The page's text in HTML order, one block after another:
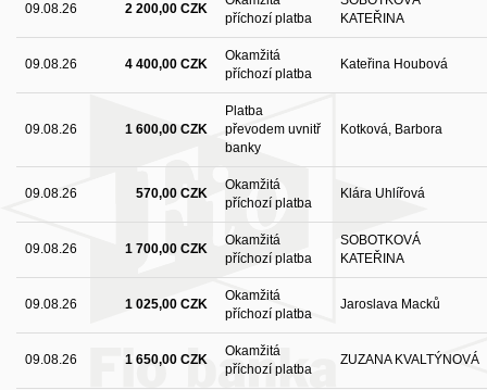
09.08.26 2 200,00 CZK
příchozí platba
KATEŘINA
09.08.26 4 400,00 CZK
Okamžitá
příchozí platba
Kateřina Houbová
09.08.26 1 600,00 CZK
Platba
převodem uvnitř
banky
Kotková, Barbora
09.08.26 570,00 CZK
Okamžitá
příchozí platba
Klára Uhlířová
09.08.26 1 700,00 CZK
Okamžitá
příchozí platba
SOBOTKOVÁ
KATEŘINA
09.08.26 1 025,00 CZK
Okamžitá
příchozí platba
Jaroslava Macků
09.08.26 1 650,00 CZK
Okamžitá
příchozí platba
ZUZANA KVALTÝNOVÁ